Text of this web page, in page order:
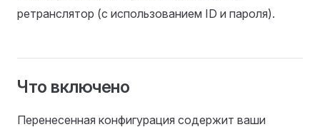
ретранслятор (с использованием ID и пароля).
Что включено
Перенесенная конфигурация содержит ваши